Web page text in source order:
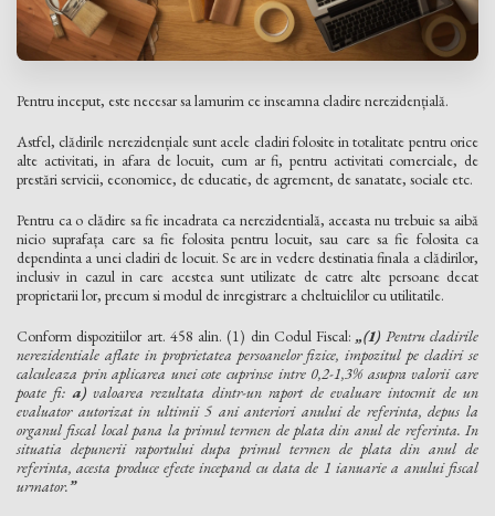
Pentru inceput, este necesar sa lamurim ce inseamna cladire nerezidențială.
Astfel, clădirile nerezidențiale sunt acele cladiri folosite in totalitate pentru orice
alte activitati, in afara de locuit, cum ar fi, pentru activitati comerciale, de
prestări servicii, economice, de educatie, de agrement, de sanatate, sociale etc.
Pentru ca o clădire sa fie incadrata ca nerezidentială, aceasta nu trebuie sa aibă
nicio suprafața care sa fie folosita pentru locuit, sau care sa fie folosita ca
dependinta a unei cladiri de locuit. Se are in vedere destinatia finala a clădirilor,
inclusiv in cazul in care acestea sunt utilizate de catre alte persoane decat
proprietarii lor, precum si modul de inregistrare a cheltuielilor cu utilitatile.
Conform dispozitiilor art. 458 alin. (1) din Codul Fiscal:„(1) Pentru cladirile
nerezidentiale aflate in proprietatea persoanelor fizice, impozitul pe cladiri se
calculeaza prin aplicarea unei cote cuprinse intre 0,2-1,3% asupra valorii care
poate fi:a)valoarea rezultata dintr-un raport de evaluare intocmit de un
evaluator autorizat in ultimii 5 ani anteriori anului de referinta, depus la
organul fiscal local pana la primul termen de plata din anul de referinta. In
situatia depunerii raportului dupa primul termen de plata din anul de
referinta, acesta produce efecte incepand cu data de 1 ianuarie a anului fiscal
urmator.”